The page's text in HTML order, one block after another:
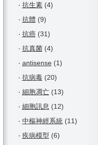
‧ 抗生素(4)
‧ 抗體 (9)
‧ 抗癌 (31)
‧ 抗真菌(4)
‧ antisense(1)
‧ 抗病毒(20)
‧ 細胞凋亡(13)
‧ 細胞訊息 (12)
‧ 中樞神經系統(11)
‧ 疾病模型 (6)